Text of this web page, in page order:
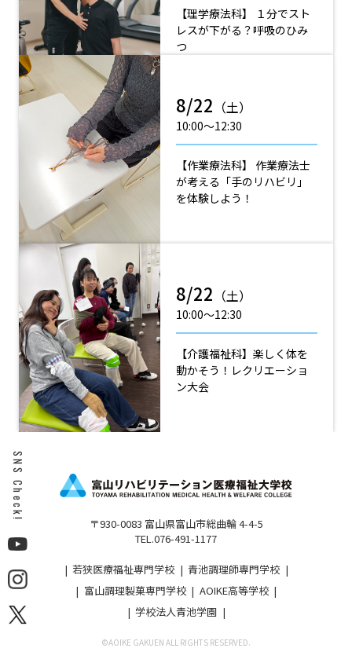
SNS Check!
【理学療法科】 １分でスト
レスが下がる？呼吸のひみ
つ
8/22 （土）
10:00〜12:30
【作業療法科】 作業療法士
が考える「手のリハビリ」
を体験しよう！
8/22 （土）
10:00〜12:30
【介護福祉科】楽しく体を
動かそう！レクリエーショ
ン大会
〒930-0083 富山県富山市総曲輪 4-4-5
TEL.076-491-1177
若狭医療福祉専門学校
青池調理師専門学校
富山調理製菓専門学校
AOIKE高等学校
学校法人青池学園
©︎AOIKE GAKUEN ALL RIGHTS RESERVED.